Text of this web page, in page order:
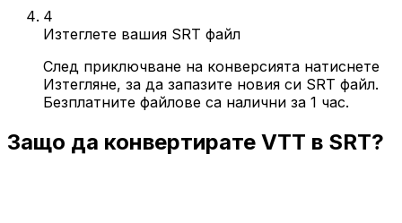
4
Изтеглете вашия SRT файл
След приключване на конверсията натиснете
Изтегляне, за да запазите новия си SRT файл.
Безплатните файлове са налични за 1 час.
Защо да конвертирате VTT в SRT?